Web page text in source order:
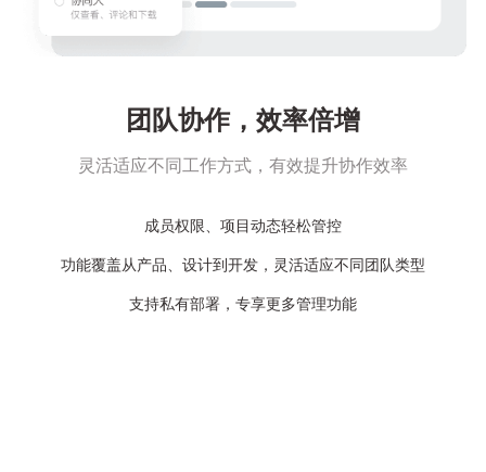
团队协作，效率倍增
灵活适应不同工作方式，有效提升协作效率
成员权限、项目动态轻松管控
功能覆盖从产品、设计到开发，灵活适应不同团队类型
支持私有部署，专享更多管理功能